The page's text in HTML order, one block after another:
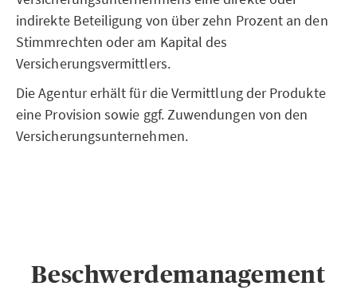
indirekte Beteiligung von über zehn Prozent an den
Stimmrechten oder am Kapital des
Versicherungsvermittlers.
Die Agentur erhält für die Vermittlung der Produkte
eine Provision sowie ggf. Zuwendungen von den
Versicherungsunternehmen.
Beschwerdemanagement